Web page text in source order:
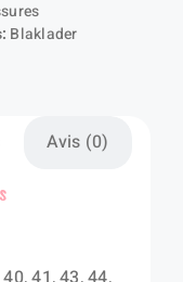
Blaklader
Avis (0)